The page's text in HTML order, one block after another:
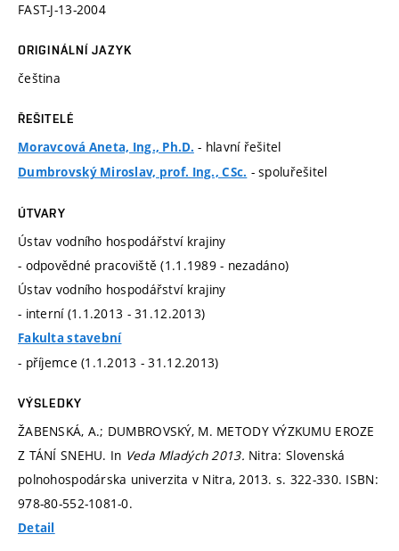
FAST-J-13-2004
ORIGINÁLNÍ JAZYK
čeština
ŘEŠITELÉ
Moravcová Aneta, Ing., Ph.D. - hlavní řešitel
Dumbrovský Miroslav, prof. Ing., CSc. - spoluřešitel
ÚTVARY
Ústav vodního hospodářství krajiny
- odpovědné pracoviště (1.1.1989 - nezadáno)
Ústav vodního hospodářství krajiny
- interní (1.1.2013 - 31.12.2013)
Fakulta stavební
- příjemce (1.1.2013 - 31.12.2013)
VÝSLEDKY
ŽABENSKÁ, A.; DUMBROVSKÝ, M. METODY VÝZKUMU EROZE
Z TÁNÍ SNEHU. In Veda Mladých 2013. Nitra: Slovenská
polnohospodárska univerzita v Nitra, 2013.s. 322-330. ISBN:
978-80-552-1081-0.
Detail